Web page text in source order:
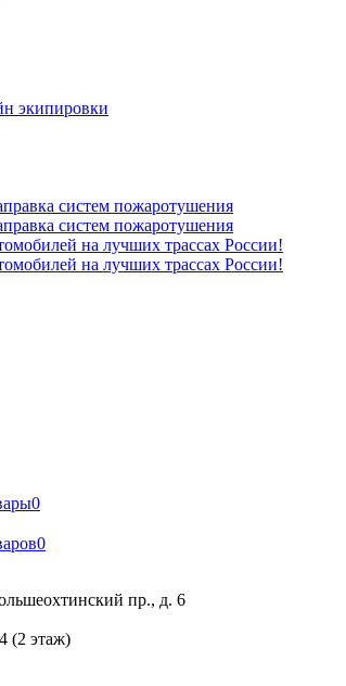
экипировки
систем пожаротушения
систем пожаротушения
на лучших трассах России!
на лучших трассах России!
0
0
пр., д. 6
(2 этаж)